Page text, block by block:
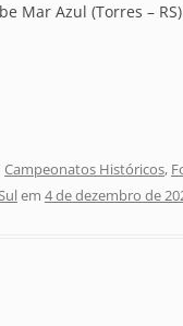
Mar Azul (Torres – RS)
Campeonatos Históricos,
em 4 de dezembro de